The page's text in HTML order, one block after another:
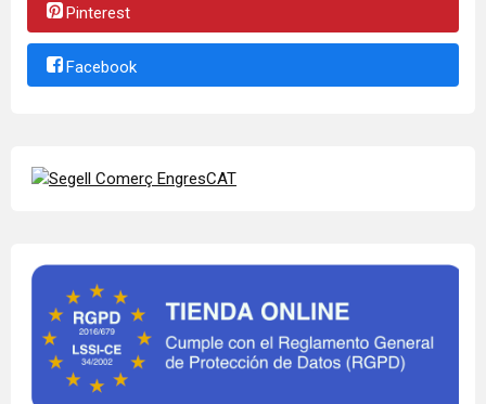
Pinterest
Facebook